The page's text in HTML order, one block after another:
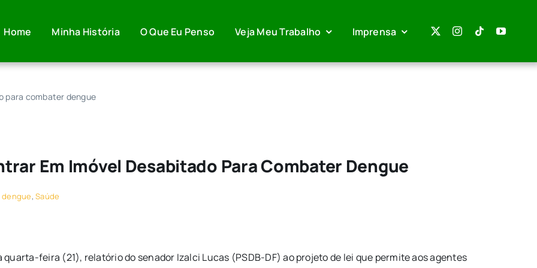
Home Minha História O Que Eu Penso Veja Meu Trabalho Imprensa
para combater dengue
Em Imóvel Desabitado Para Combater Dengue
dengue,Saúde
feira (21), relatório do senador Izalci Lucas (PSDB-DF) ao projeto de lei que permite aos agentes